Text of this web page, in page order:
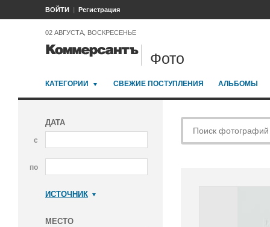
ВОЙТИ Регистрация
02 АВГУСТА, ВОСКРЕСЕНЬЕ
Фото
КАТЕГОРИИ СВЕЖИЕ ПОСТУПЛЕНИЯ АЛЬБОМЫ
ДАТА
с
по
ИСТОЧНИК
МЕСТО